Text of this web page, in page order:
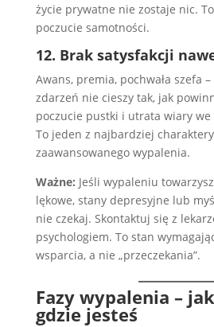
życie prywatne nie zostaje nic.
poczucie samotności.
12. Brak satysfakcji
Awans, premia, pochwała szefa
zdarzeń nie cieszy tak, jak
poczucie pustki i utrata wiary we
To jeden z najbardziej
zaawansowanego wypalenia.
Ważne: Jeśli wypaleniu
lękowe, stany depresyjne lub
nie czekaj. Skontaktuj się z
psychologiem. To stan
wsparcia, a nie „przeczekania”.
Fazy wypalenia –
gdzie jesteś